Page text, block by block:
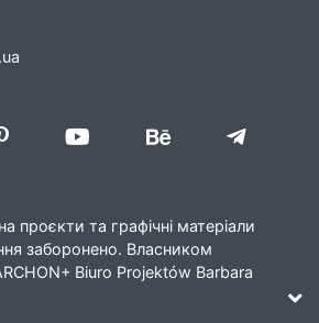
проєкти та графічні матеріали
заборонено. Власником
Biuro Projektów Barbara